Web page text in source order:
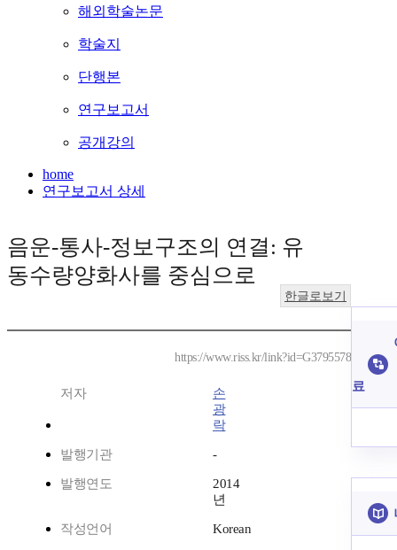
해외학술논문
학술지
단행본
연구보고서
공개강의
home
연구보고서 상세
음운-통사-정보구조의 연결: 유
동수량양화사를 중심으로
한글로보기
https://www.riss.kr/link?id=G3795578
저자
손
광
락
발행기관 -
발행연도
2014
년
작성언어 Korean
료